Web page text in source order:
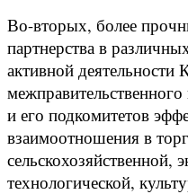
Во-вторых, более
партнерства в
активной деятельности
и его подкомитетов
взаимоотношения в
сельскохозяйственной,
технологической,